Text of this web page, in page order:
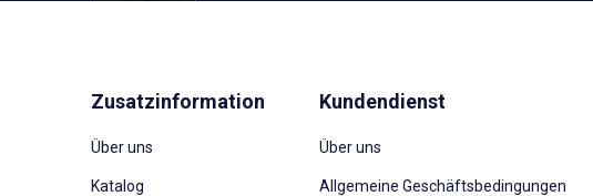
Zusatzinformation
Über uns
Katalog
Kundendienst
Über uns
Allgemeine Geschäftsbedingungen